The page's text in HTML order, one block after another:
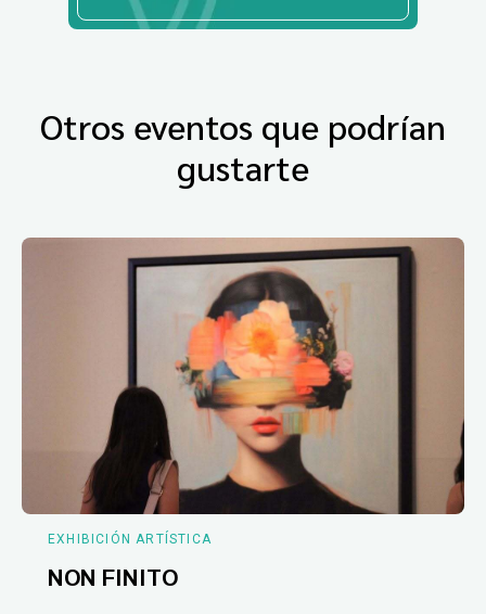
Otros eventos que podrían
gustarte
EXHIBICIÓN ARTÍSTICA
NON FINITO